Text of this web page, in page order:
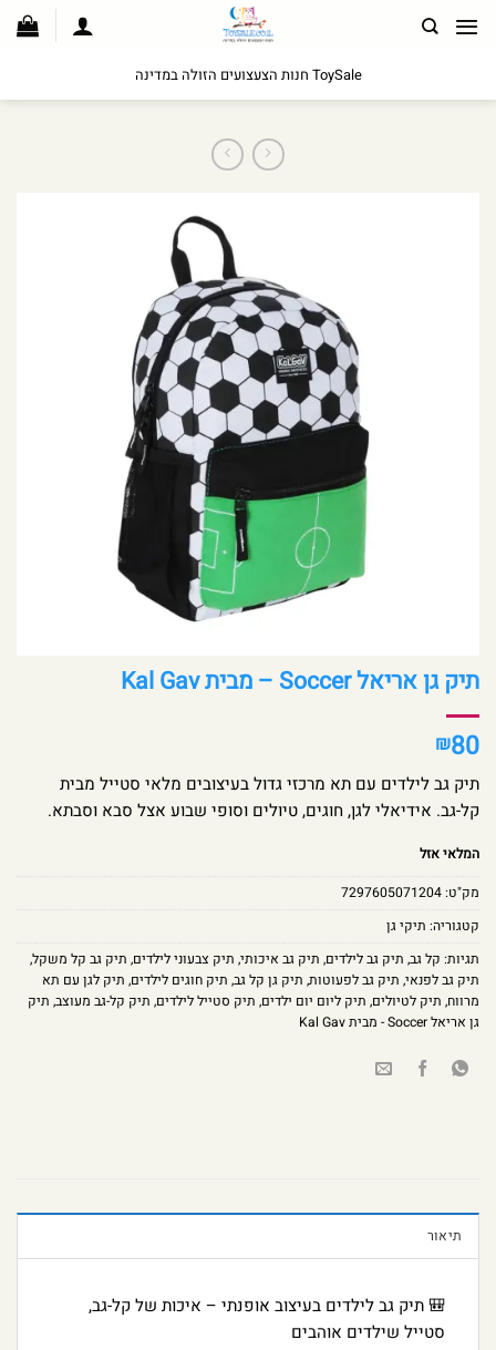
לתוכן
ToySale חנות הצעצועים הזולה במדינה
תיק גן אריאל Soccer – מבית Kal Gav
₪80
תיק גב לילדים עם תא מרכזי גדול בעיצובים מלאי סטייל מבית
קל-גב. אידיאלי לגן, חוגים, טיולים וסופי שבוע אצל סבא וסבתא.
המלאי אזל
מק"ט:7297605071204
קטגוריה: תיקי גן
תגיות: קל גב, תיק גב לילדים, תיק גב איכותי, תיק צבעוני לילדים, תיק גב קל משקל,
תיק גב לפנאי, תיק גב לפעוטות, תיק גן קל גב, תיק חוגים לילדים, תיק לגן עם תא
מרווח, תיק לטיולים, תיק ליום יום ילדים, תיק סטייל לילדים, תיק קל-גב מעוצב, תיק
גן אריאל Soccer - מבית Kal Gav
תיאור
🎒 תיק גב לילדים בעיצוב אופנתי – איכות של קל-גב,
סטייל שילדים אוהבים